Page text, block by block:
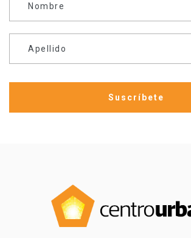
Nombre
Apellido